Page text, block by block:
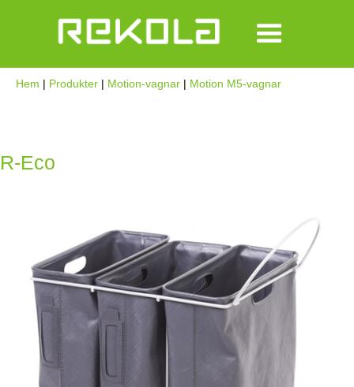
Hem | Produkter | Motion-vagnar | Motion M5-vagnar
R-Eco